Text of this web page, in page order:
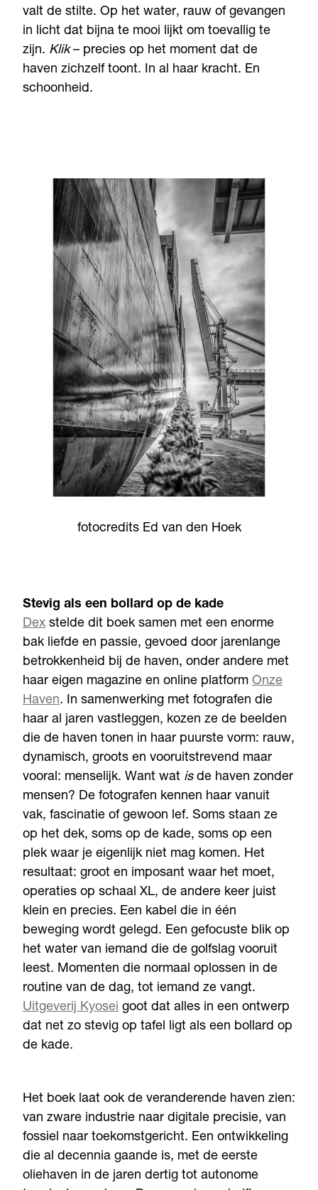
valt de stilte. Op het water, rauw of gevangen
in licht dat bijna te mooi lijkt om toevallig te
zijn. Klik– precies op het moment dat de
haven zichzelf toont. In al haar kracht. En
schoonheid.
fotocredits Ed van den Hoek
Stevig als een bollard op de kade
Dex stelde dit boek samen met een enorme
bak liefde en passie, gevoed door jarenlange
betrokkenheid bij de haven, onder andere met
haar eigen magazine en online platform Onze
Haven. In samenwerking met fotografen die
haar al jaren vastleggen, kozen ze de beelden
die de haven tonen in haar puurste vorm: rauw,
dynamisch, groots en vooruitstrevend maar
vooral: menselijk. Want wat isde haven zonder
mensen? De fotografen kennen haar vanuit
vak, fascinatie of gewoon lef. Soms staan ze
op het dek, soms op de kade, soms op een
plek waar je eigenlijk niet mag komen. Het
resultaat: groot en imposant waar het moet,
operaties op schaal XL, de andere keer juist
klein en precies. Een kabel die in één
beweging wordt gelegd. Een gefocuste blik op
het water van iemand die de golfslag vooruit
leest. Momenten die normaal oplossen in de
routine van de dag, tot iemand ze vangt.
Uitgeverij Kyosei goot dat alles in een ontwerp
dat net zo stevig op tafel ligt als een bollard op
de kade.
Het boek laat ook de veranderende haven zien:
van zware industrie naar digitale precisie, van
fossiel naar toekomstgericht. Een ontwikkeling
die al decennia gaande is, met de eerste
oliehaven in de jaren dertig tot autonome